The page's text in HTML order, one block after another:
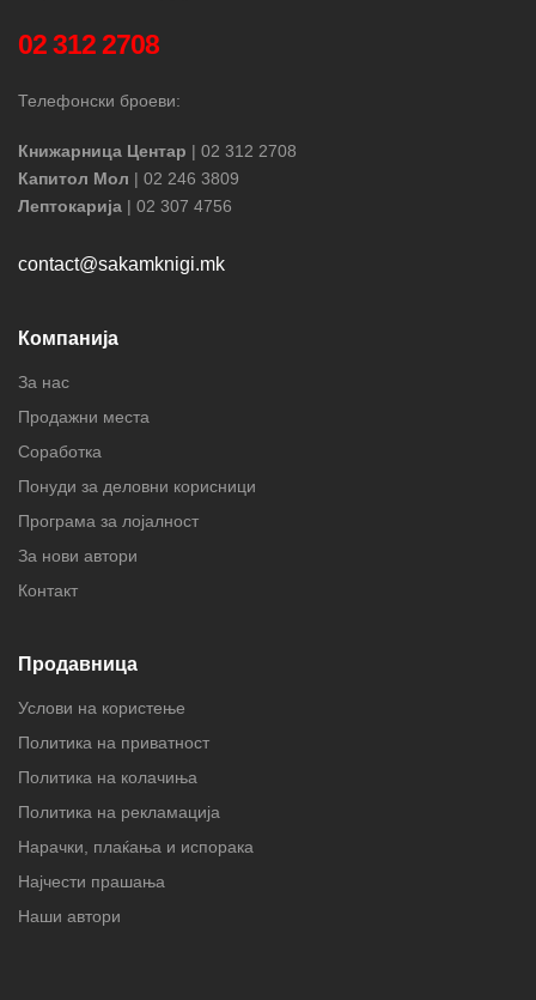
02 312 2708
Телефонски броеви:
Книжарница Центар | 02 312 2708
Капитол Мол | 02 246 3809
Лептокарија | 02 307 4756
contact@sakamknigi.mk
Компанија
За нас
Продажни места
Соработка
Понуди за деловни корисници
Програма за лојалност
За нови автори
Контакт
Продавница
Услови на користење
Политика на приватност
Политика на колачиња
Политика на рекламација
Нарачки, плаќања и испорака
Најчести прашања
Наши автори